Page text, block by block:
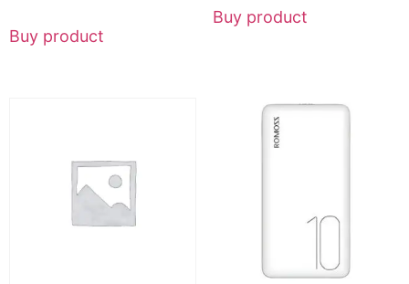
Buy product
Buy product